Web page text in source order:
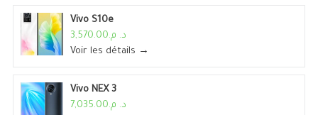
Vivo S10e
د. م.3,570.00
Voir les détails →
Vivo NEX 3
د. م.7,035.00